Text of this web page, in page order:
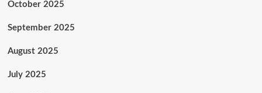
October 2025
September 2025
August 2025
July 2025